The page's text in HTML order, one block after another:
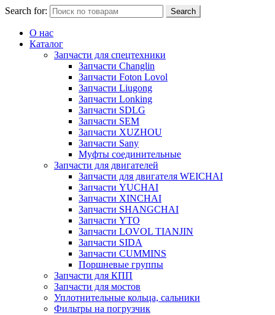
Search for: Search
О нас
Каталог
Запчасти для спецтехники
Запчасти Changlin
Запчасти Foton Lovol
Запчасти Liugong
Запчасти Lonking
Запчасти SDLG
Запчасти SEM
Запчасти XUZHOU
Запчасти Sany
Муфты соединительные
Запчасти для двигателей
Запчасти для двигателя WEICHAI
Запчасти YUCHAI
Запчасти XINCHAI
Запчасти SHANGCHAI
Запчасти YTO
Запчасти LOVOL TIANJIN
Запчасти SIDA
Запчасти CUMMINS
Поршневые группы
Запчасти для КПП
Запчасти для мостов
Уплотнительные кольца, сальники
Фильтры на погрузчик